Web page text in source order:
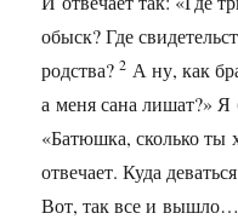
обыск? Где
родства?2 А ну, как
а меня сана лишат?» Я
«Батюшка, сколько ты
отвечает. Куда
Вот, так все и вышло…